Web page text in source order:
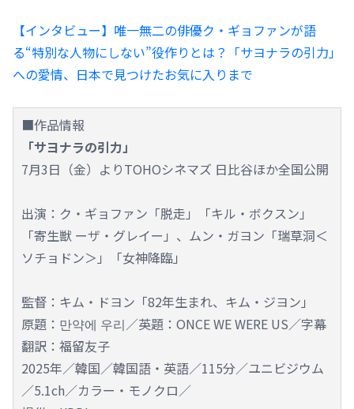
【インタビュー】唯一無二の俳優ク・ギョファンが語
る“特別な人物にしない”役作りとは？「サヨナラの引力」
への愛情、日本で見つけたお気に入りまで
■作品情報
「サヨナラの引力」
7月3日（金）よりTOHOシネマズ 日比谷ほか全国公開
出演：ク・ギョファン「脱走」「キル・ボクスン」
「寄生獣 ーザ・グレイー」、ムン・ガヨン「瑞草洞＜
ソチョドン＞」「女神降臨」
監督：キム・ドヨン「82年生まれ、キム・ジヨン」
原題：만약에 우리／英題：ONCE WE WERE US／字幕
翻訳：福留友子
2025年／韓国／韓国語・英語／115分／ユニビジウム
／5.1ch／カラー・モノクロ／